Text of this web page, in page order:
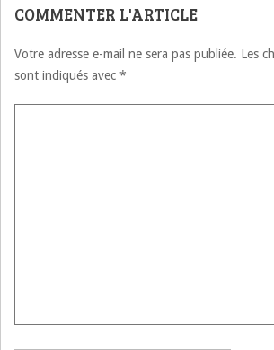
COMMENTER L'ARTICLE
Votre adresse e-mail ne sera pas publiée. Les
sont indiqués avec *